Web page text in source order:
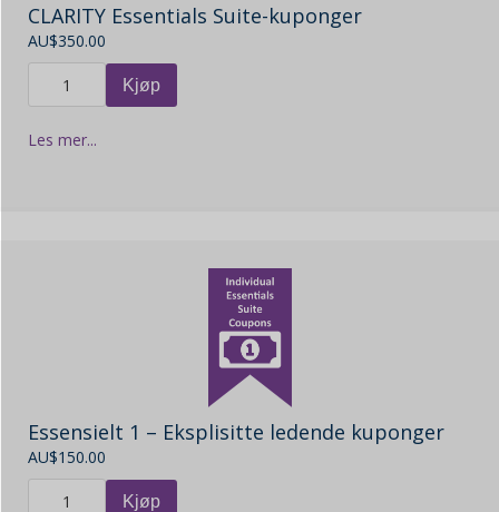
CLARITY Essentials Suite-kuponger
AU$350.00
Kjøp
Les mer...
Essensielt 1 – Eksplisitte ledende kuponger
AU$150.00
Kjøp